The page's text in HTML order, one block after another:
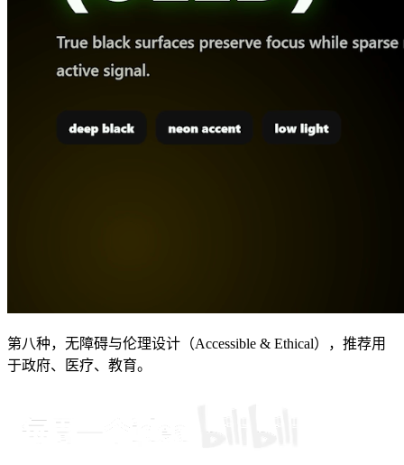
第八种，无障碍与伦理设计（Accessible & Ethical），推荐用
于政府、医疗、教育。